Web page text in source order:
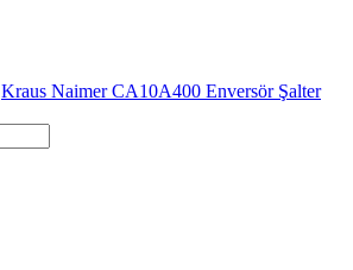
Kraus Naimer CA10A400 Enversör Şalter